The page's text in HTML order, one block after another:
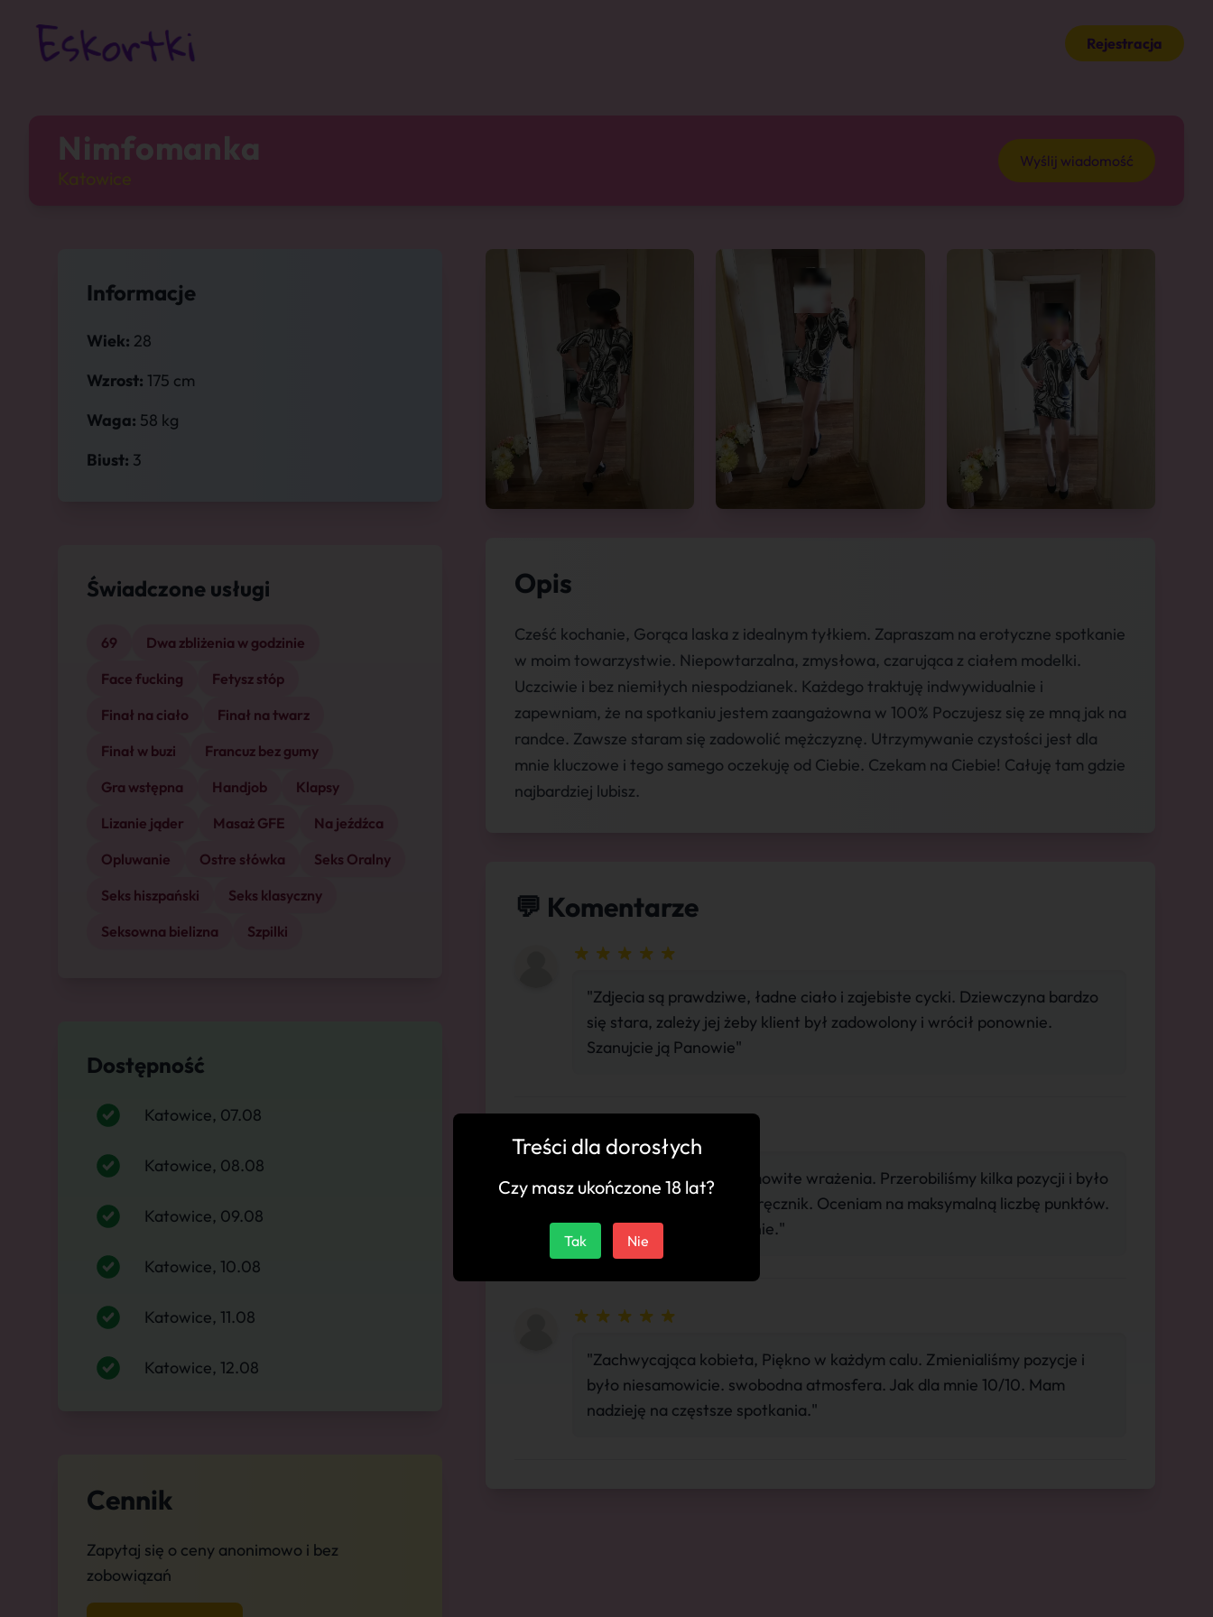
Rejestracja
Nimfomanka Wyślij wiadomość
Informacje
Wiek: 28
Wzrost: 175 cm
Waga: 58 kg
Biust: 3
Świadczone usługi
69
Dwa zbliżenia w godzinie
Face fucking
Fetysz stóp
Finał na ciało
Finał na twarz
Finał w buzi
Francuz bez gumy
Gra wstępna
Handjob
Klapsy
Lizanie jąder
Masaż GFE
Na jeźdźca
Opluwanie
Ostre słówka
Seks Oralny
Seks hiszpański
Seks klasyczny
Seksowna bielizna
Szpilki
Dostępność
Katowice, 07.08
Katowice, 08.08
Katowice, 09.08
Katowice, 10.08
Katowice, 11.08
Katowice, 12.08
Cennik
Zapytaj się o ceny anonimowo i bez
zobowiązań
Opis
Cześć kochanie, Gorąca laska z idealnym tyłkiem. Zapraszam na erotyczne spotkanie
w moim towarzystwie. Niepowtarzalna, zmysłowa, czarująca z ciałem modelki.
Uczciwie i bez niemiłych niespodzianek. Każdego traktuję indwywidualnie i
zapewniam, że na spotkaniu jestem zaangażowna w 100% Poczujesz się ze mną jak na
randce. Zawsze staram się zadowolić mężczyznę. Utrzymywanie czystości jest dla
mnie kluczowe i tego samego oczekuję od Ciebie. Czekam na Ciebie! Całuję tam gdzie
najbardziej lubisz.
💬 Komentarze
"Zdjecia są prawdziwe, ładne ciało i zajebiste cycki. Dziewczyna bardzo
się stara, zależy jej żeby klient był zadowolony i wrócił ponownie.
Szanujcie ją Panowie"
"Piękna kobieta, Niesamowite wrażenia. Przerobiliśmy kilka pozycji i było
super, Prysznic i świeży ręcznik. Oceniam na maksymalną liczbę punktów.
Będę tu wracał regularnie."
"Zachwycająca kobieta, Piękno w każdym calu. Zmienialiśmy pozycje i
było niesamowicie. swobodna atmosfera. Jak dla mnie 10/10. Mam
nadzieję na częstsze spotkania."
Treści dla dorosłych
Czy masz ukończone 18 lat?
Tak Nie